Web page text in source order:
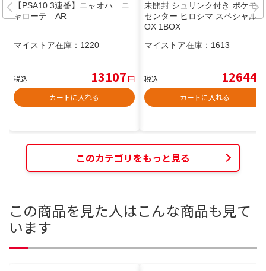
【PSA10 3連番】ニャオハ ニ
ャローテ AR
マイストア在庫： 1220
税込 13107円
カートに入れる
未開封 シュリンク付き ポケモン
センター ヒロシマ スペシャルB
OX 1BOX
マイストア在庫： 1613
税込 12644
カートに入れる
このカテゴリをもっと見る
この商品を見た人はこんな商品も見て
います